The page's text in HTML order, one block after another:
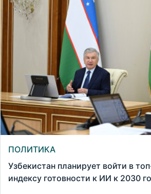
ПОЛИТИКА
Узбекистан планирует войти в
индексу готовности к ИИ к 2030